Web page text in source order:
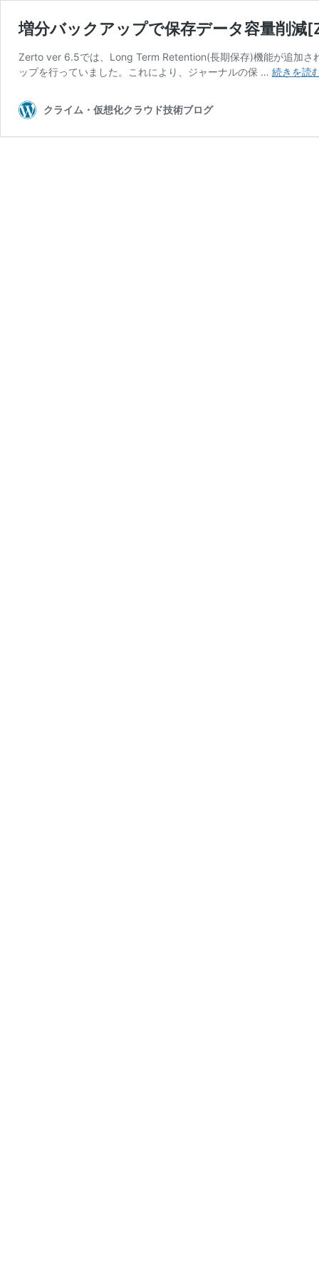
増分バックアップで保存データ容量削減
Zerto ver 6.5では、Long Term Retention(長期保存)機能が追加さ
ップを行っていました。これにより、ジャーナルの保 … 続きを読
クライム・仮想化クラウド技術ブログ